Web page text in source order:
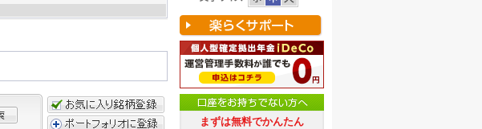
まずは無料でかんたん